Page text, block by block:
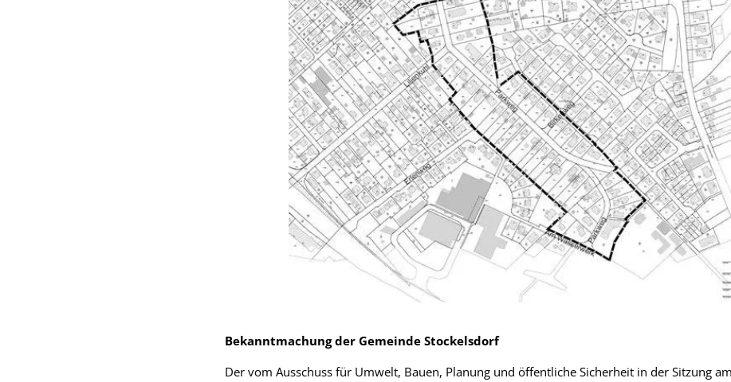
Bekanntmachung der Gemeinde Stockelsdorf
Der vom Ausschuss für Umwelt, Bauen, Planung und öffentliche Sicherheit in der Sitzung